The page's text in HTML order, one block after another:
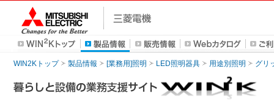
WIN2Kトップ 製品情報 [業務用]照明 LED照明器具 用途別照明 グリ